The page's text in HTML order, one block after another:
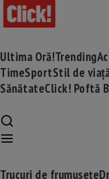
Ultima Oră!Trending
TimeSportStil de
SănătateClick! Poftă
Trucuri de frumusețe